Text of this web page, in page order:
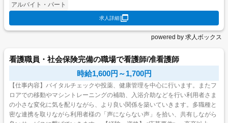
アルバイト・パート
求人詳細
powered by 求人ボックス
看護職員・社会保険完備の職場で看護師/准看護師
時給1,600円～1,700円
【仕事内容】バイタルチェックや投薬、健康管理を中心に行います。またフ
ロアでの移動やマシントレーニングの補助、入浴介助などを行い利用者さま
の小さな変化に気を配りながら、より良い関係を築いていきます。多職種と
密な連携を取りながら利用者様の「声にならない声」を拾い、共有しながら